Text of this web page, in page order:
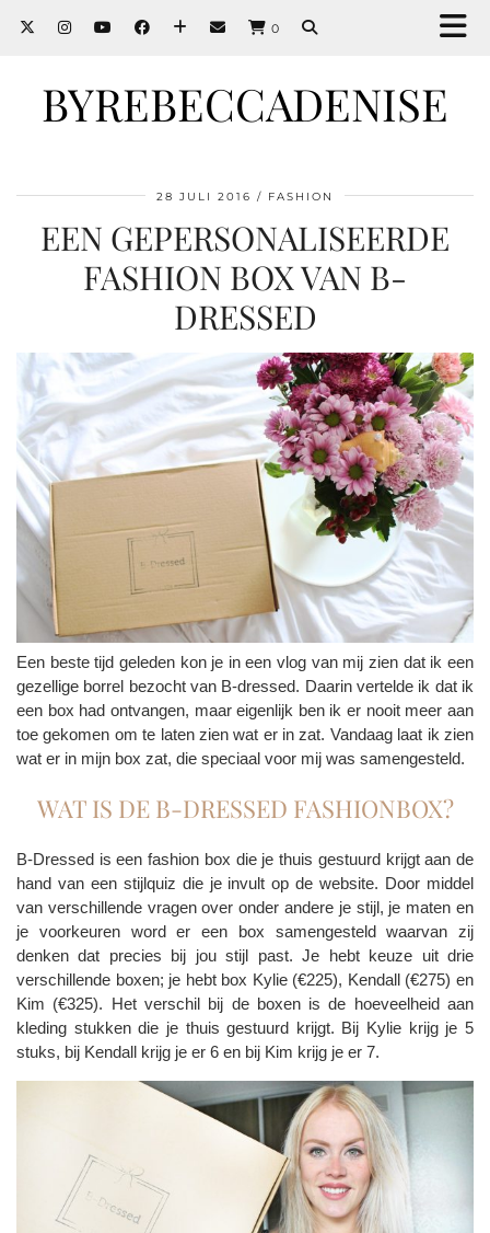
0
BYREBECCADENISE
28 JULI 2016 FASHION
EEN GEPERSONALISEERDE
FASHION BOX VAN B-
DRESSED
Een beste tijd geleden kon je in een vlog van mij zien dat ik een
gezellige borrel bezocht van B-dressed. Daarin vertelde ik dat ik
een box had ontvangen, maar eigenlijk ben ik er nooit meer aan
toe gekomen om te laten zien wat er in zat. Vandaag laat ik zien
wat er in mijn box zat, die speciaal voor mij was samengesteld.
WAT IS DE B-DRESSED FASHIONBOX?
B-Dressed is een fashion box die je thuis gestuurd krijgt aan de
hand van een stijlquiz die je invult op de website. Door middel
van verschillende vragen over onder andere je stijl, je maten en
je voorkeuren word er een box samengesteld waarvan zij
denken dat precies bij jou stijl past. Je hebt keuze uit drie
verschillende boxen; je hebt box Kylie (€225), Kendall (€275) en
Kim (€325). Het verschil bij de boxen is de hoeveelheid aan
kleding stukken die je thuis gestuurd krijgt. Bij Kylie krijg je 5
stuks, bij Kendall krijg je er 6 en bij Kim krijg je er 7.